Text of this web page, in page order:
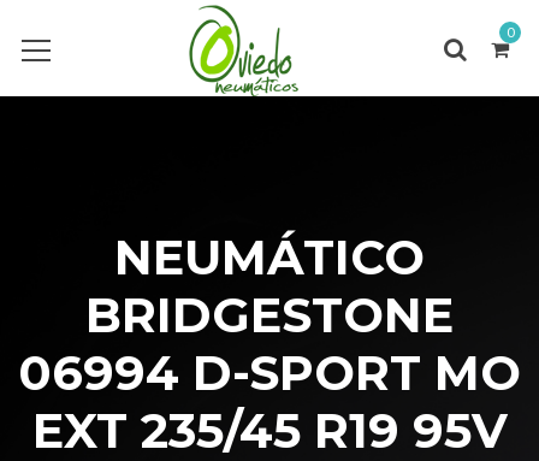
0
NEUMÁTICO
BRIDGESTONE
06994 D-SPORT MO
EXT 235/45 R19 95V